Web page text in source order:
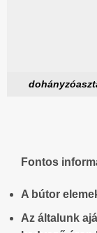
Fontos
A bútor
Az általunk